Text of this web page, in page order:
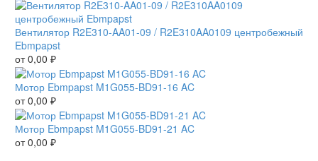
Вентилятор R2E310-AA01-09 / R2E310AA0109 центробежный
Ebmpapst
от0,00 ₽
Мотор Ebmpapst M1G055-BD91-16 AC
от0,00 ₽
Мотор Ebmpapst M1G055-BD91-21 AC
от0,00 ₽